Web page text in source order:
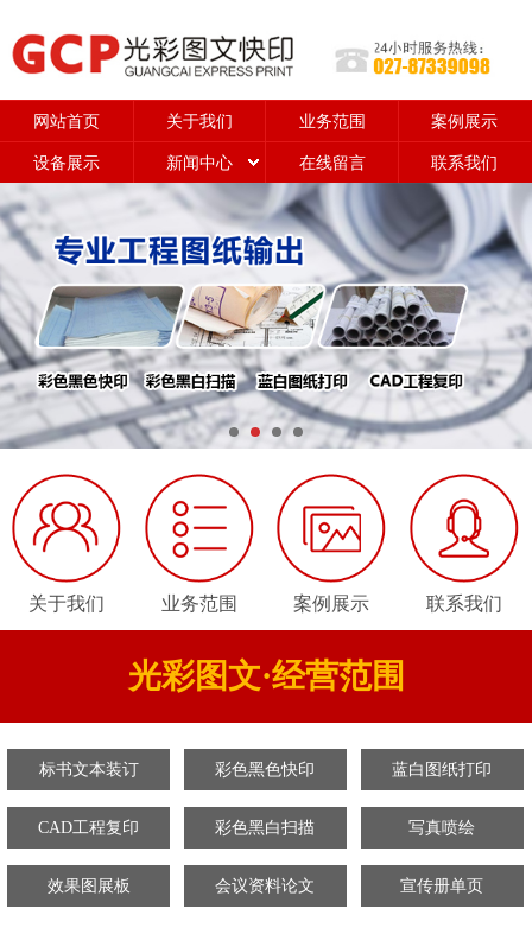
网站首页 关于我们 业务范围 案例展示
设备展示 新闻中心 在线留言 联系我们
关于我们 业务范围 案例展示 联系我们
光彩图文·经营范围
标书文本装订 彩色黑色快印 蓝白图纸打印
CAD工程复印 彩色黑白扫描 写真喷绘
效果图展板 会议资料论文 宣传册单页